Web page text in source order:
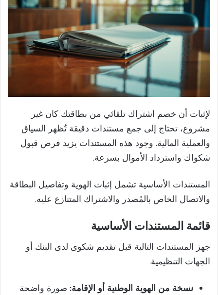
لإثبات أن خصم اشتراك تلقائي من بطاقتك كان غير
مشروع، تحتاج إلى جمع مستندات دقيقة تُظهر السياق
والعملية المالية. وجود هذه المستندات يزيد فرص قبول
شكواك واسترداد الأموال بسرعة.
المستندات الأساسية تشمل إثبات الهوية وتفاصيل البطاقة
والاتصال الخاص بالمُصدر والاشتراك المتنازع عليه.
قائمة المستندات الأساسية
جهز المستندات التالية قبل تقديم شكوى لدى البنك أو
الجهات التنظيمية.
نسخة من الهوية الوطنية أو الإقامة: صورة واضحة